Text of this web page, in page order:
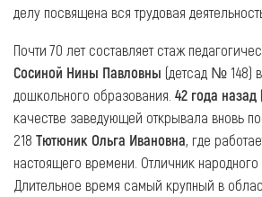
делу посвящена вся трудовая
Почти 70 лет составляет стаж
Сосиной Нины Павловны (детсад № 148)
дошкольного образования. 42 года назад
качестве заведующей открывала вновь
218 Тютюник Ольга Ивановна, где
настоящего времени. Отличник
Длительное время самый крупный в